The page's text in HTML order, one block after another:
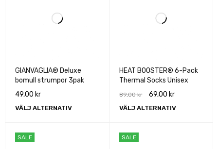
GIANVAGLIA® Deluxe
bomull strumpor 3pak
49,00 kr
VÄLJ ALTERNATIV
HEAT BOOSTER® 6-Pack
Thermal Socks Unisex
89,00kr 69,00 kr
VÄLJ ALTERNATIV
SALE SALE